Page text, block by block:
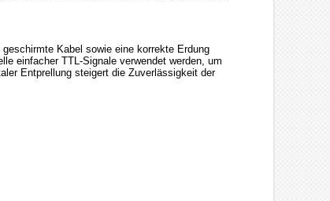
Kabel sowie eine korrekte Erdung
einfacher TTL-Signale verwendet werden, um
Entprellung steigert die Zuverlässigkeit der